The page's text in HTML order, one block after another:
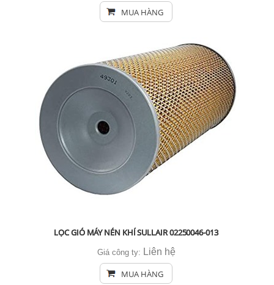
MUA HÀNG
LỌC GIÓ MÁY NÉN KHÍ SULLAIR 02250046-013
Giá công ty: Liên hệ
MUA HÀNG